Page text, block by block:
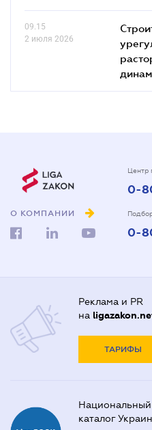
09.15
2 июля 2026
О КОМПАНИИ
Центр
0-
0-
Реклама и PR
на
ТАРИФЫ
каталог